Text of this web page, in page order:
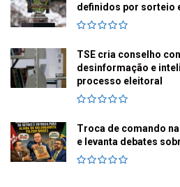
definidos por sorteio
TSE cria conselho
desinformação e
processo eleitoral
Troca de comando
e levanta debates